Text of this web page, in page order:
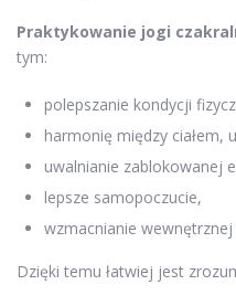
Praktykowanie jogi
tym:
polepszanie kondycji
harmonię między ciałem,
uwalnianie zablokowanej
lepsze samopoczucie,
wzmacnianie wewnętrznej
Dzięki temu łatwiej jest